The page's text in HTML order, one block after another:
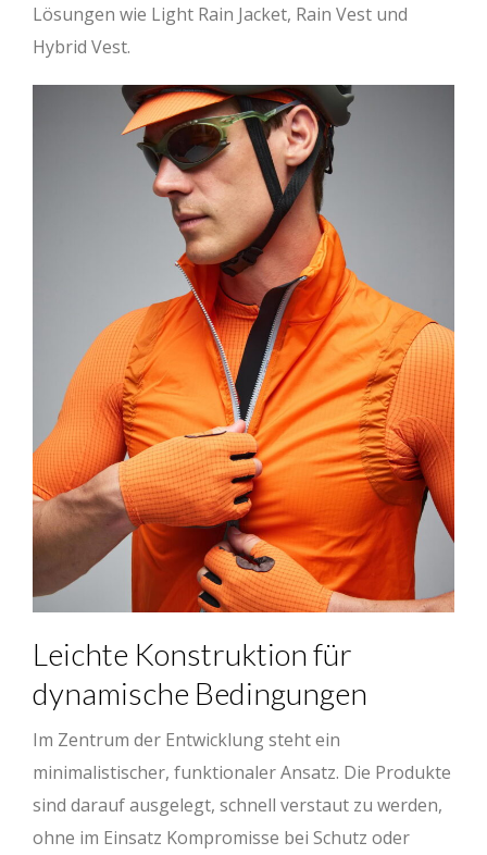
Lösungen wie Light Rain Jacket, Rain Vest und
Hybrid Vest.
Leichte Konstruktion für
dynamische Bedingungen
Im Zentrum der Entwicklung steht ein
minimalistischer, funktionaler Ansatz. Die Produkte
sind darauf ausgelegt, schnell verstaut zu werden,
ohne im Einsatz Kompromisse bei Schutz oder